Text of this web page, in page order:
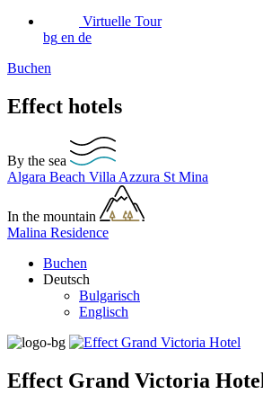
Virtuelle Tour
bg en de
Buchen
Effect hotels
By the sea
Algara Beach Villa Azzura St Mina
In the mountain
Malina Residence
Buchen
Deutsch
Bulgarisch
Englisch
Еffect Grand Victoria Hotel